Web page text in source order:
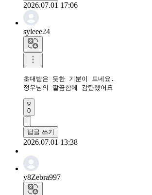
2026.07.01 17:06
syleee24
초대받은 듯한 기분이 드네요.
정우님의 깔끔함에 감탄했어요
0
답글 쓰기
2026.07.01 13:38
y8Zebra997